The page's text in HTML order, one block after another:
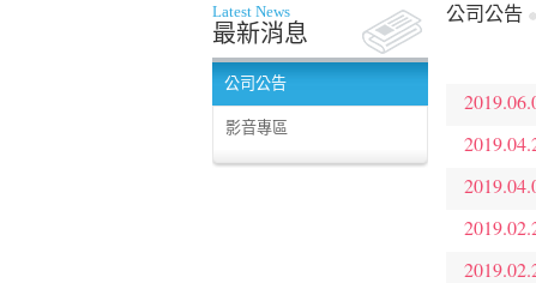
Latest News
最新消息
公司公告
影音專區
公司公告